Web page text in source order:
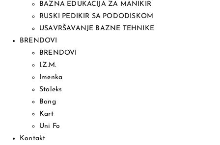
BAZNA EDUKACIJA ZA MANIKIR
RUSKI PEDIKIR SA PODODISKOM
USAVRŠAVANJE BAZNE TEHNIKE
BRENDOVI
BRENDOVI
I.Z.M.
Imenka
Staleks
Bang
Kart
Uni Fo
Kontakt